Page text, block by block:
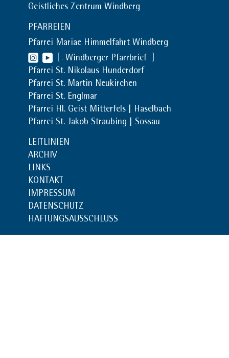
Geistliches Zentrum Windberg
PFARREIEN
Pfarrei Mariae Himmelfahrt Windberg
Windberger Pfarrbrief
Pfarrei St. Nikolaus Hunderdorf
Pfarrei St. Martin Neukirchen
Pfarrei St. Englmar
Pfarrei Hl. Geist Mitterfels | Haselbach
Pfarrei St. Jakob Straubing | Sossau
LEITLINIEN
ARCHIV
LINKS
KONTAKT
IMPRESSUM
DATENSCHUTZ
HAFTUNGSAUSSCHLUSS